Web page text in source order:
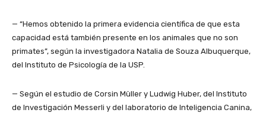
— “Hemos obtenido la primera evidencia científica de que esta
capacidad está también presente en los animales que no son
primates”, según la investigadora Natalia de Souza Albuquerque,
del Instituto de Psicología de la USP.
— Según el estudio de Corsin Müller y Ludwig Huber, del Instituto
de Investigación Messerli y del laboratorio de Inteligencia Canina,